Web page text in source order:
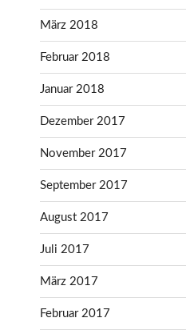
März 2018
Februar 2018
Januar 2018
Dezember 2017
November 2017
September 2017
August 2017
Juli 2017
März 2017
Februar 2017